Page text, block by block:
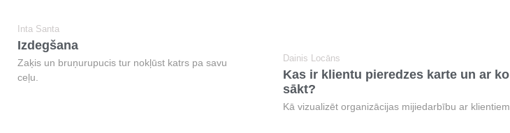
Inta Santa
Izdegšana
Zaķis un bruņurupucis tur nokļūst katrs pa savu
ceļu.
Dainis Locāns
Kas ir klientu pieredzes karte un ar ko
sākt?
Kā vizualizēt organizācijas mijiedarbību ar klientiem.